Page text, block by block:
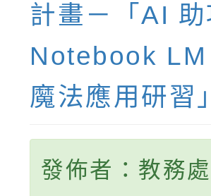
計畫－「AI
Notebook
魔法應用研習」
發佈者：教務